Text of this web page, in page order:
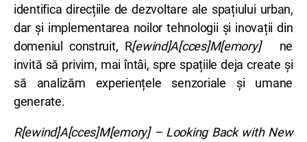
identifica direcțiile de dezvoltare ale spațiului urban,
dar și implementarea noilor tehnologii și inovații din
domeniul construit, R[ewind]A[cces]M[emory] ne
invită să privim, mai întâi, spre spațiile deja create și
să analizăm experiențele senzoriale și umane
generate.
R[ewind]A[cces]M[emory] – Looking Back with New